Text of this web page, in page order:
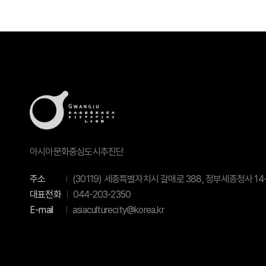
아시아문화중심도시추진단
주소
(30119) 세종특별자치시 갈매로 388, 정부세종청사
대표전화
044-203-2350
E-mail
asiaculturecity@korea.kr